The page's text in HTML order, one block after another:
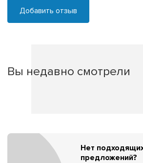
Добавить отзыв
Вы недавно смотрели
Нет
предложений?